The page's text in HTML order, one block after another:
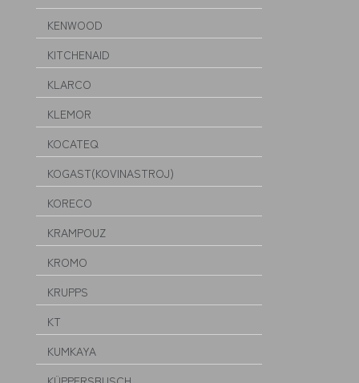
KENWOOD
KITCHENAID
KLARCO
KLEMOR
KOCATEQ
KOGAST(KOVINASTROJ)
KORECO
KRAMPOUZ
KROMO
KRUPPS
KT
KUMKAYA